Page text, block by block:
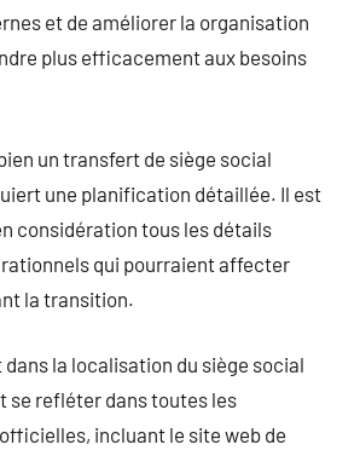
et de améliorer la organisation
plus efficacement aux besoins
un transfert de siège social
une planification détaillée. Il est
considération tous les détails
qui pourraient affecter
la transition.
la localisation du siège social
se refléter dans toutes les
incluant le site web de